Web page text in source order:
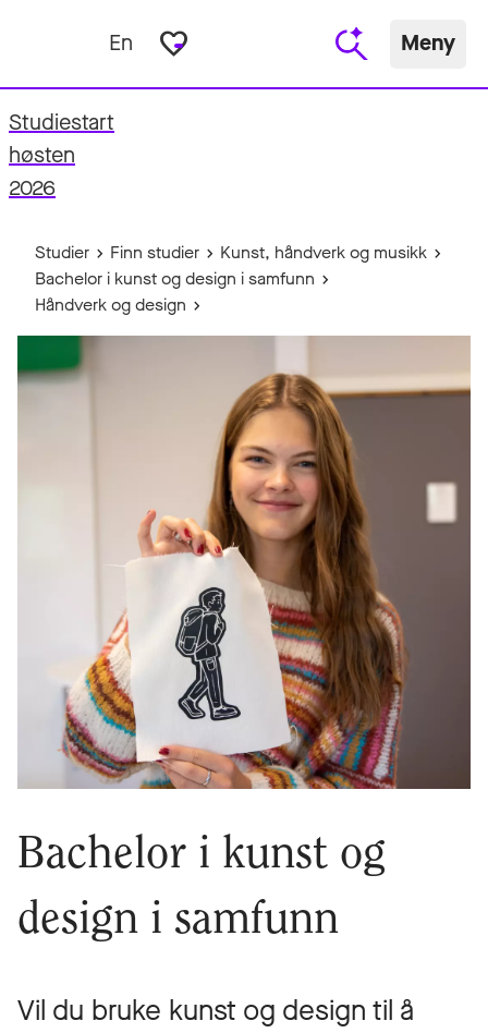
En favorite_border Meny
Studiestart
høsten
2026
Studier Finn studier
Kunst, håndverk og musikk
Bachelor i kunst og design i samfunn
Håndverk og design
Bachelor i kunst og
design i samfunn
Vil du bruke kunst og design til å